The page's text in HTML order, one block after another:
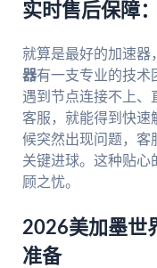
实时售后保障
就算是最好的加速器
器有一支专业的技术
遇到节点连接不上、
客服，就能得到快速
候突然出现问题，客
关键进球。这种贴心
顾之忧。
2026美加墨世
准备